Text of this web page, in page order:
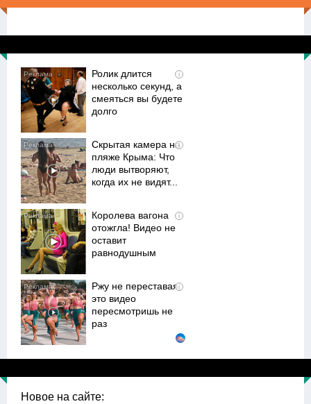
i
Ролик длится
несколько секунд, а
смеяться вы будете
долго
i
Скрытая камера на
пляже Крыма: Что
люди вытворяют,
когда их не видят...
i
Королева вагона
отожгла! Видео не
оставит
равнодушным
i
Ржу не переставая,
это видео
пересмотришь не
раз
долго
Новое на сайте: